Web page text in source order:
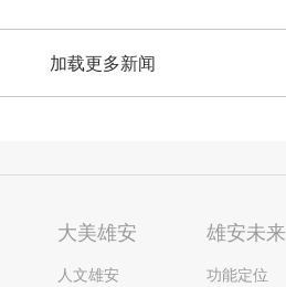
加载更多新闻
大美雄安
人文雄安
雄安未来
功能定位